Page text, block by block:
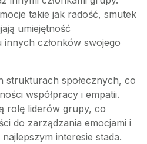
takie jak radość, smutek
umiejętność
członków swojego
strukturach społecznych, co
współpracy i empatii.
rolę liderów grupy, co
do zarządzania emocjami i
interesie stada.